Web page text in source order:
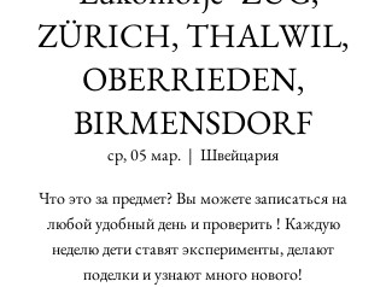
ZÜRICH, THALWIL,
OBERRIEDEN,
BIRMENSDORF
ср, 05 мар.
  |
Швейцария
Что это за предмет? Вы можете записаться на
любой удобный день и проверить ! Каждую
неделю дети ставят эксперименты, делают
поделки и узнают много нового!